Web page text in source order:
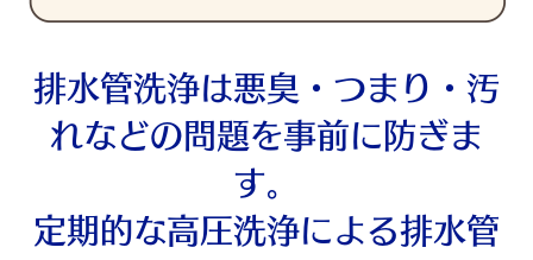
排水管洗浄は悪臭・つまり・汚
れなどの問題を事前に防ぎま
す。
定期的な高圧洗浄による排水管